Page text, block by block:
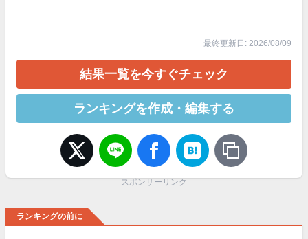
最終更新日: 2026/08/09
結果一覧を今すぐチェック
ランキングを作成・編集する
スポンサーリンク
ランキングの前に